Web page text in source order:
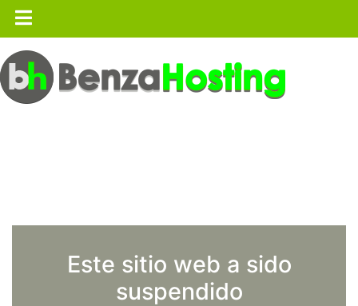
Este sitio web a sido
suspendido